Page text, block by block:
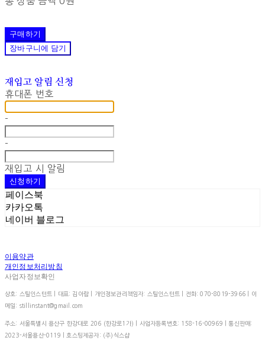
구매하기
장바구니에 담기
재입고 알림 신청
휴대폰 번호
-
-
재입고 시 알림
신청하기
페이스북
카카오톡
네이버 블로그
이용약관
개인정보처리방침
사업자정보확인
상호: 스틸인스턴트 | 대표: 김아람 | 개인정보관리책임자: 스틸인스턴트 | 전화: 070-8019-3966 | 이
메일: stillinstant@gmail.com
주소: 서울특별시 용산구 한강대로 206 (한강로1가) | 사업자등록번호: 158-16-00969 | 통신판매:
2023-서울용산-0119 | 호스팅제공자: (주)식스샵